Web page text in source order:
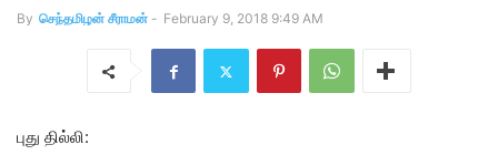
By செந்தமிழன் சீராமன் - February 9, 2018 9:49 AM
புது தில்லி: